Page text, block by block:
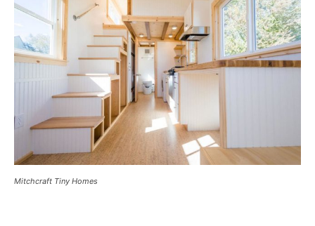
Mitchcraft Tiny Homes